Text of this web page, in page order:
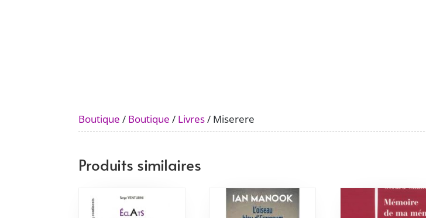
Boutique / Boutique / Livres/ Miserere
Produits similaires